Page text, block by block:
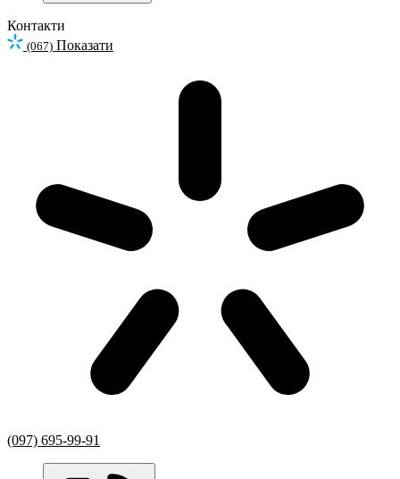
Контакти
(067) Показати
(097) 695-99-91